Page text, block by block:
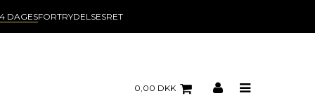
DAGESFORTRYDELSESRET
0,00 DKK